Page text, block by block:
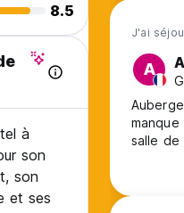
8.5
à
son
son
et ses
J'ai
A
salle de